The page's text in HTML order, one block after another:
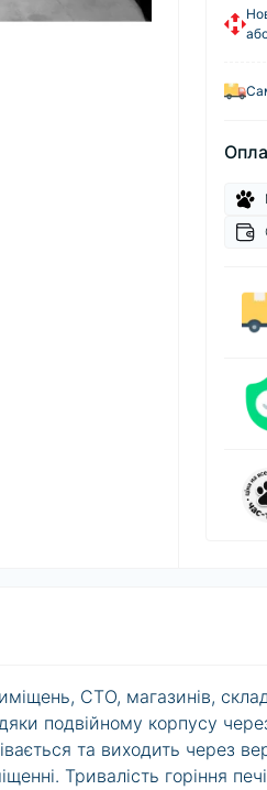
СТО, магазинів,
подвійному корпусу
та виходить через
Тривалість горіння